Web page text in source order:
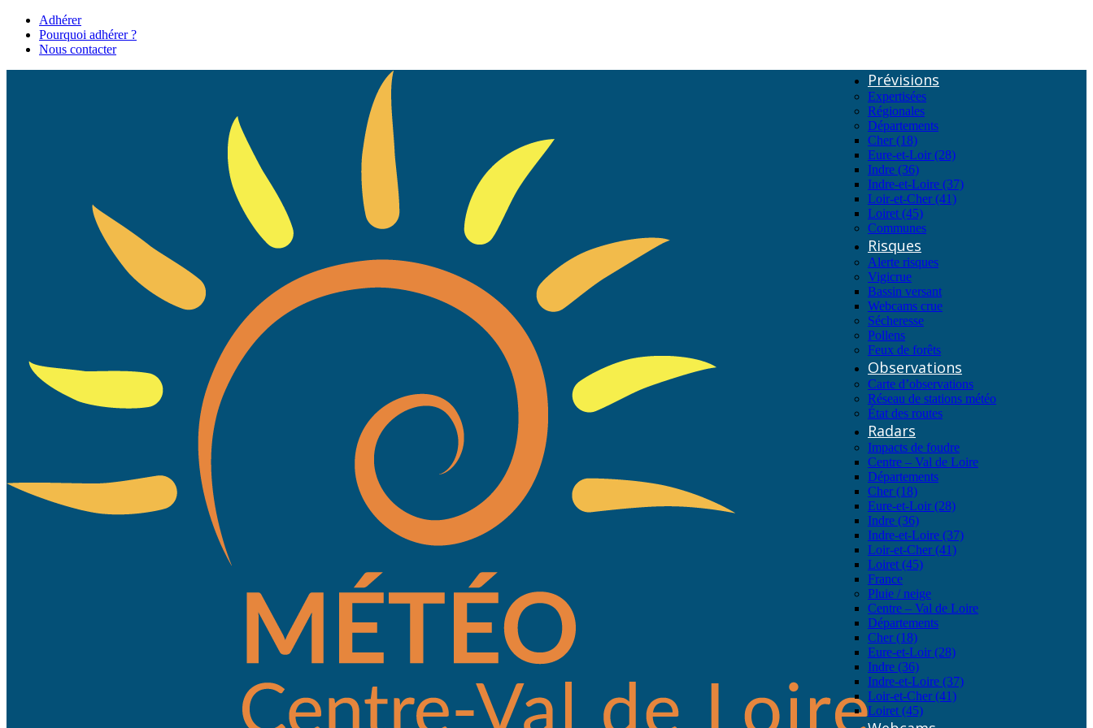
Adhérer
Pourquoi adhérer ?
Nous contacter
Prévisions
Expertisées
Régionales
Départements
Cher (18)
Eure-et-Loir (28)
Indre (36)
Indre-et-Loire (37)
Loir-et-Cher (41)
Loiret (45)
Communes
Risques
Alerte risques
Vigicrue
Bassin versant
Webcams crue
Sécheresse
Pollens
Feux de forêts
Observations
Carte d’observations
Réseau de stations météo
État des routes
Radars
Impacts de foudre
Centre – Val de Loire
Départements
Cher (18)
Eure-et-Loir (28)
Indre (36)
Indre-et-Loire (37)
Loir-et-Cher (41)
Loiret (45)
France
Pluie / neige
Centre – Val de Loire
Départements
Cher (18)
Eure-et-Loir (28)
Indre (36)
Indre-et-Loire (37)
Loir-et-Cher (41)
Loiret (45)